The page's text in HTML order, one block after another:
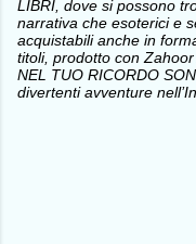
LIBRI, dove si possono
narrativa che esoterici e
acquistabili anche in
titoli, prodotto con
NEL TUO RICORDO
divertenti avventure